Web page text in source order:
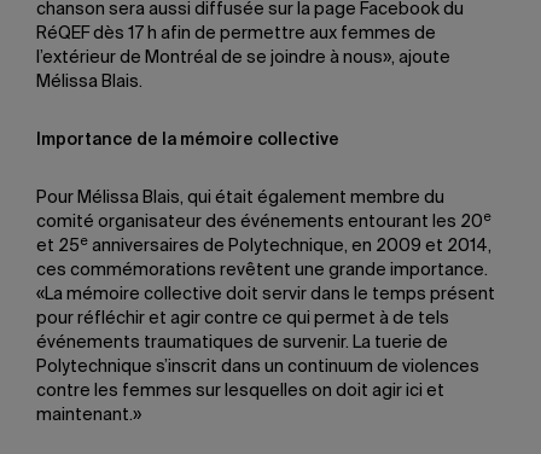
chanson sera aussi diffusée sur la page Facebook du
RéQEF dès 17 h afin de permettre aux femmes de
l’extérieur de Montréal de se joindre à nous», ajoute
Mélissa Blais.
Importance de la mémoire collective
Pour Mélissa Blais, qui était également membre du
comité organisateur des événements entourant les 20 e
et 25 e anniversaires de Polytechnique, en 2009 et 2014,
ces commémorations revêtent une grande importance.
«La mémoire collective doit servir dans le temps présent
pour réfléchir et agir contre ce qui permet à de tels
événements traumatiques de survenir. La tuerie de
Polytechnique s’inscrit dans un continuum de violences
contre les femmes sur lesquelles on doit agir ici et
maintenant.»